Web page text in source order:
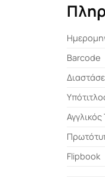
Barcode
Αγγλικός
Flipbook